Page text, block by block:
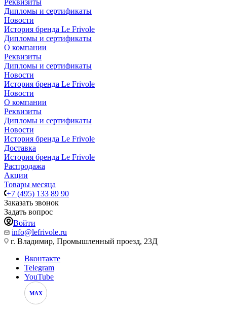
Реквизиты
Дипломы и сертификаты
Новости
История бренда Le Frivole
Дипломы и сертификаты
О компании
Реквизиты
Дипломы и сертификаты
Новости
История бренда Le Frivole
Новости
О компании
Реквизиты
Дипломы и сертификаты
Новости
История бренда Le Frivole
Доставка
История бренда Le Frivole
Распродажа
Акции
Товары месяца
+7 (495) 133 89 90
Заказать звонок
Задать вопрос
Войти
info@lefrivole.ru
г. Владимир, Промышленный проезд, 23Д
Вконтакте
Telegram
YouTube
MAX